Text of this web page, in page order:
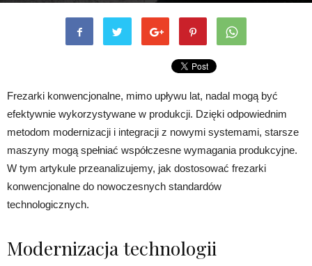
Frezarki konwencjonalne, mimo upływu lat, nadal mogą być
efektywnie wykorzystywane w produkcji. Dzięki odpowiednim
metodom modernizacji i integracji z nowymi systemami, starsze
maszyny mogą spełniać współczesne wymagania produkcyjne.
W tym artykule przeanalizujemy, jak dostosować frezarki
konwencjonalne do nowoczesnych standardów
technologicznych.
Modernizacja technologii